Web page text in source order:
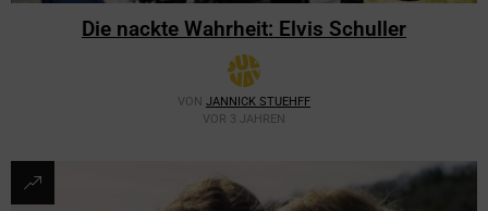
Die nackte Wahrheit: Elvis Schuller
VON JANNICK STUEHFF
VOR 3 JAHREN